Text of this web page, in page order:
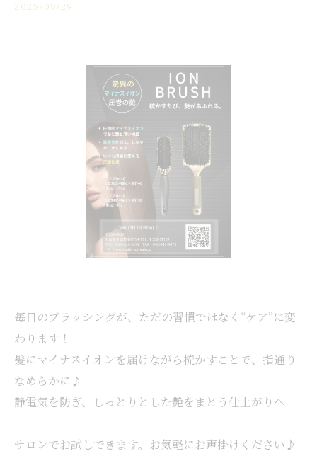
2025/09/29
毎日のブラッシングが、ただの習慣ではなく“ケア”に変
わります！
髪にマイナスイオンを届けながら梳かすことで、指通り
なめらかに♪
静電気を防ぎ、しっとりとした艶をまとう仕上がりへ
サロンでお試しできます。お気軽にお声掛けください♪